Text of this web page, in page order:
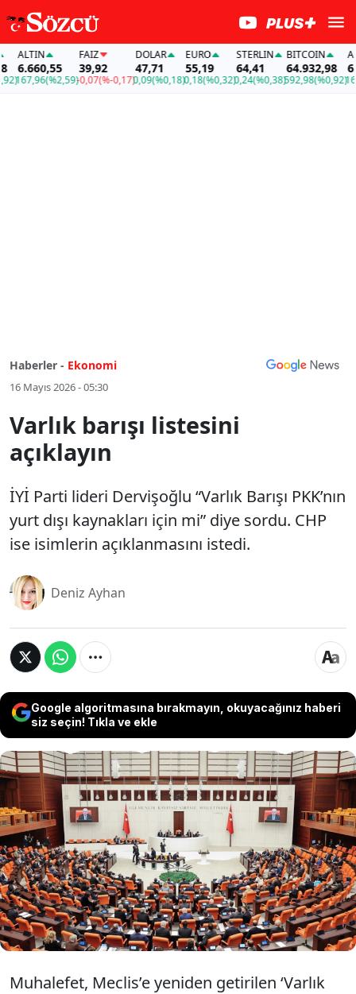
ALTIN
6.660,55
(%2,59)
FAİZ
39,92
-0,07(%-0,17)
DOLAR
47,71
0,09(%0,18)
EURO
55,19
0,18(%0,32)
STERLIN
64,41
0,24(%0,38)
BITCOIN
64.932,98
592,98(%0,92)
Haberler - Ekonomi
16 Mayıs 2026 - 05:30
Varlık barışı listesini
açıklayın
İYİ Parti lideri Dervişoğlu “Varlık Barışı PKK’nın
yurt dışı kaynakları için mi” diye sordu. CHP
ise isimlerin açıklanmasını istedi.
Deniz Ayhan
Google algoritmasına bırakmayın, okuyacağınız haberi
siz seçin! Tıkla ve ekle
İYİ Parti lideri Dervişoğlu “Varlık Barışı
PKK’nın yurt dışı kaynakları için mi” diye
sordu. CHP ise isimlerin açıklanmasını
istedi.
Muhalefet, Meclis’e yeniden getirilen ‘Varlık